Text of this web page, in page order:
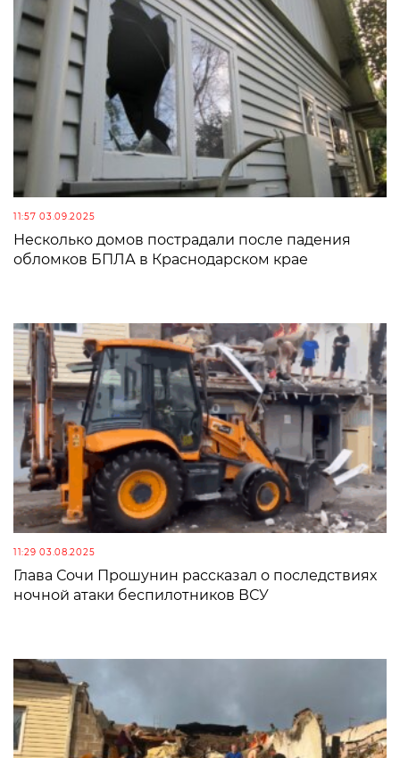
11:57 03.09.2025
Несколько домов пострадали после падения
обломков БПЛА в Краснодарском крае
11:29 03.08.2025
Глава Сочи Прошунин рассказал о последствиях
ночной атаки беспилотников ВСУ